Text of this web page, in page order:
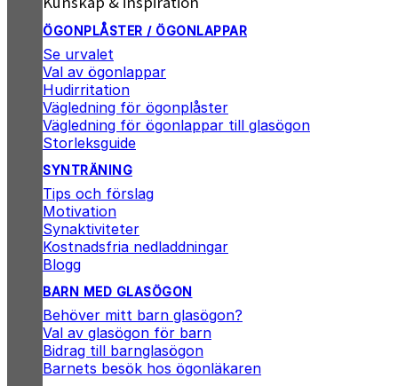
ÖGONPLÅSTER / ÖGONLAPPAR
Se urvalet
Val av ögonlappar
Hudirritation
Vägledning för ögonplåster
Vägledning för ögonlappar till glasögon
Storleksguide
SYNTRÄNING
Tips och förslag
Motivation
Synaktiviteter
Kostnadsfria nedladdningar
Blogg
BARN MED GLASÖGON
Behöver mitt barn glasögon?
Val av glasögon för barn
Bidrag till barnglasögon
Barnets besök hos ögonläkaren